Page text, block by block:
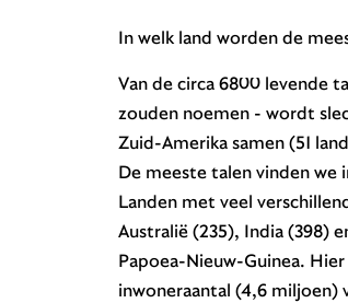
In welk land worden de
Van de circa 6800 levende
zouden noemen - wordt
Zuid-Amerika samen (51
De meeste talen vinden we
Landen met veel
Australië (235), India (398)
Papoea-Nieuw-Guinea.
inwoneraantal (4,6 miljoen)